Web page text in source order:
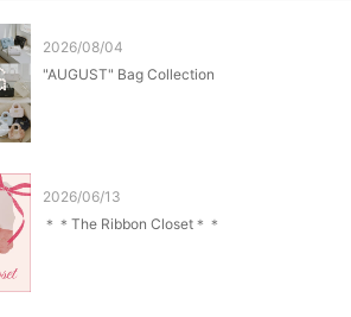
2026/08/04
"AUGUST" Bag Collection
2026/06/13
＊＊The Ribbon Closet＊＊